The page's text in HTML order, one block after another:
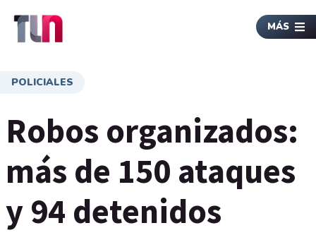
MÁS
POLICIALES
Robos organizados:
más de 150 ataques
y 94 detenidos